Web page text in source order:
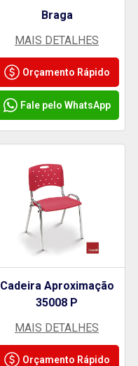
Braga
MAIS DETALHES
Orçamento Rápido
Fale pelo WhatsApp
Cadeira Aproximação
35008 P
MAIS DETALHES
Orçamento Rápido